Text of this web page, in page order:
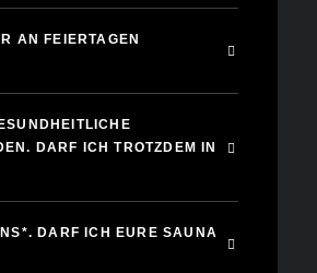
AN FEIERTAGEN
DARF ICH TROTZDEM IN
DARF ICH EURE SAUNA